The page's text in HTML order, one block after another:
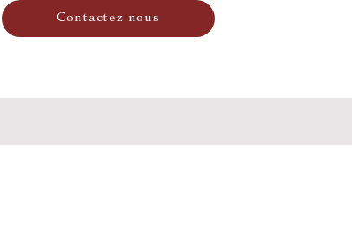
Contactez nous